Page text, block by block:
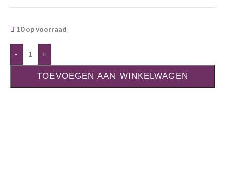
10 op voorraad
- +
TOEVOEGEN AAN WINKELWAGEN